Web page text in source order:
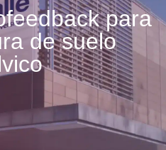
para
de suelo